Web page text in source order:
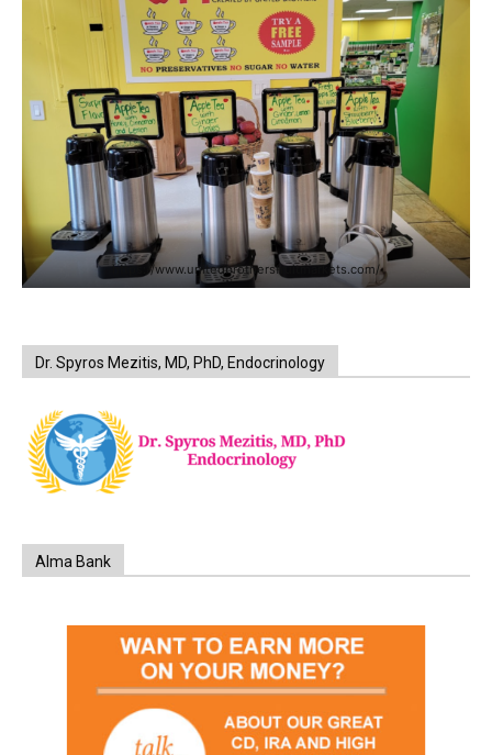
https://www.unitedbrothersfruitmarkets.com/
Dr. Spyros Mezitis, MD, PhD, Endocrinology
Alma Bank